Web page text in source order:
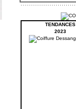
TENDANCES
2023